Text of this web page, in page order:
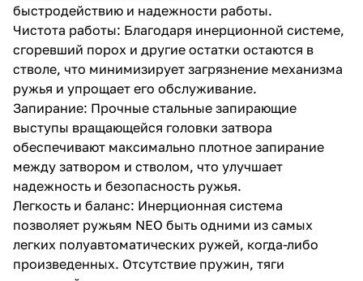
быстродействию и надежности работы.
Чистота работы: Благодаря инерционной системе,
сгоревший порох и другие остатки остаются в
стволе, что минимизирует загрязнение механизма
ружья и упрощает его обслуживание.
Запирание: Прочные стальные запирающие
выступы вращающейся головки затвора
обеспечивают максимально плотное запирание
между затвором и стволом, что улучшает
надежность и безопасность ружья.
Легкость и баланс: Инерционная система
позволяет ружьям NEO быть одними из самых
легких полуавтоматических ружей, когда-либо
произведенных. Отсутствие пружин, тяги